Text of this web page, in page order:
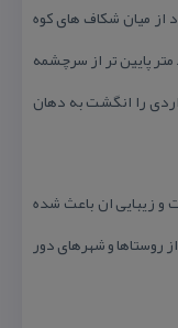
از میان شكاف های كوه
پایین تر از سرچشمه
را انگشت به دهان
و زیبایی ان باعث شده
روستاها و شهرهای دور